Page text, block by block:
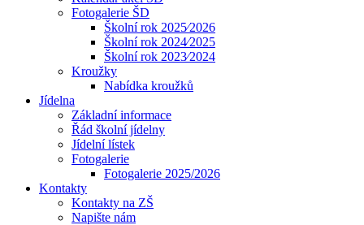
Fotogalerie ŠD
Školní rok 2025⁄2026
Školní rok 2024⁄2025
Školní rok 2023⁄2024
Kroužky
Nabídka kroužků
Jídelna
Základní informace
Řád školní jídelny
Jídelní lístek
Fotogalerie
Fotogalerie 2025/2026
Kontakty
Kontakty na ZŠ
Napište nám